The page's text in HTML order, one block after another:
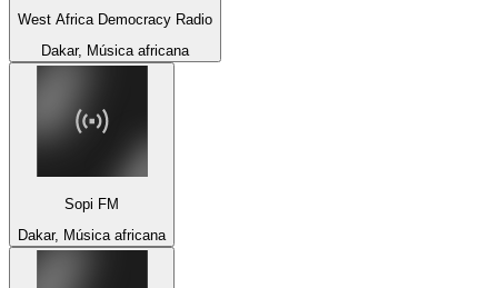
West Africa Democracy Radio
Dakar, Música africana
Sopi FM
Dakar, Música africana